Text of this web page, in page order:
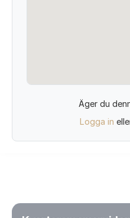
Äger du
Logga in